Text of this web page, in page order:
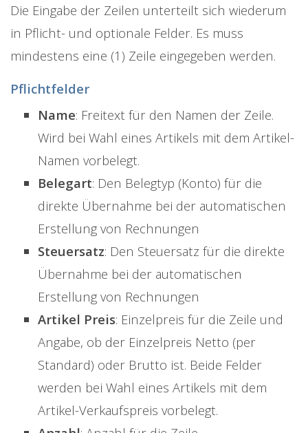
Die Eingabe der Zeilen unterteilt sich wiederum
in Pflicht- und optionale Felder. Es muss
mindestens eine (1) Zeile eingegeben werden.
Pflichtfelder
Name: Freitext für den Namen der Zeile.
Wird bei Wahl eines Artikels mit dem Artikel-
Namen vorbelegt.
Belegart: Den Belegtyp (Konto) für die
direkte Übernahme bei der automatischen
Erstellung von Rechnungen
Steuersatz: Den Steuersatz für die direkte
Übernahme bei der automatischen
Erstellung von Rechnungen
Artikel Preis: Einzelpreis für die Zeile und
Angabe, ob der Einzelpreis Netto (per
Standard) oder Brutto ist. Beide Felder
werden bei Wahl eines Artikels mit dem
Artikel-Verkaufspreis vorbelegt.